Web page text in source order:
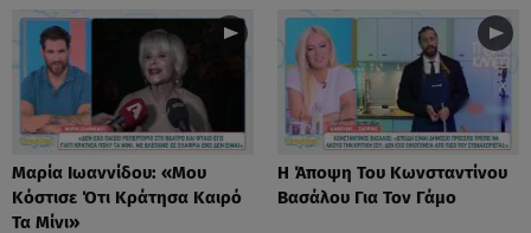
Μαρία Ιωαννίδου: «Μου
Κόστισε Ότι Κράτησα Καιρό
Τα Μίνι»
Η Άποψη Του Κωνσταντίνου
Βασάλου Για Τον Γάμο